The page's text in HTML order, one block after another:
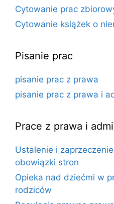
Cytowanie prac
Cytowanie książek o
Pisanie prac
pisanie prac z prawa
pisanie prac z prawa i
Prace z prawa i
Ustalenie i
obowiązki stron
Opieka nad dziećmi w
rodziców